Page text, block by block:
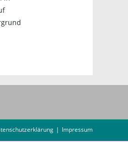
Impressum